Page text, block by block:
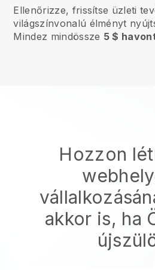
Ellenőrizze, frissítse üzleti
világszínvonalú élményt
Mindez mindössze 5 $
Hozzon
akkor is, ha